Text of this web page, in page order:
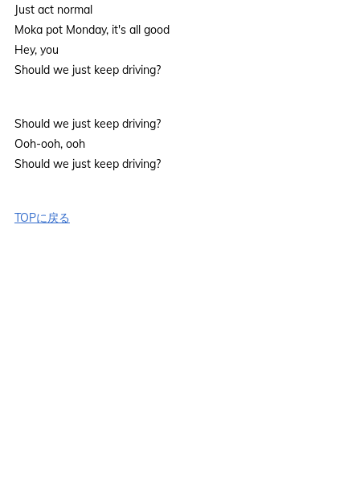
Just act normal
Moka pot Monday, it's all good
Hey, you
Should we just keep driving?
Should we just keep driving?
Ooh-ooh, ooh
Should we just keep driving?
TOPに戻る